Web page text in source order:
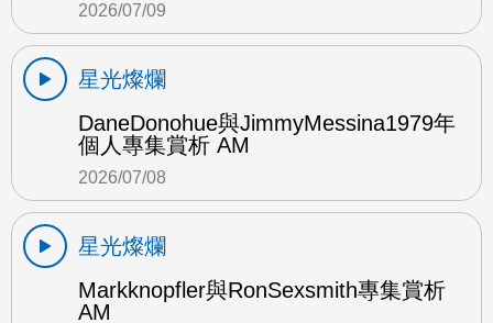
2026/07/09
星光燦爛
DaneDonohue與JimmyMessina1979年
個人專集賞析 AM
2026/07/08
星光燦爛
Markknopfler與RonSexsmith專集賞析
AM